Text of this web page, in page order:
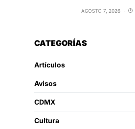
AGOSTO 7, 2026
CATEGORÍAS
Artículos
Avisos
CDMX
Cultura